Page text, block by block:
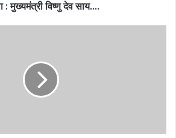
: मुख्यमंत्री विष्णु देव साय….